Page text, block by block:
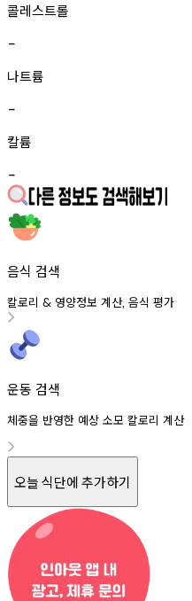
콜레스트롤
-
나트륨
-
칼륨
-
음식 검색
칼로리 & 영양정보 계산, 음식 평가
운동 검색
체중을 반영한 예상 소모 칼로리 계산
오늘 식단에 추가하기